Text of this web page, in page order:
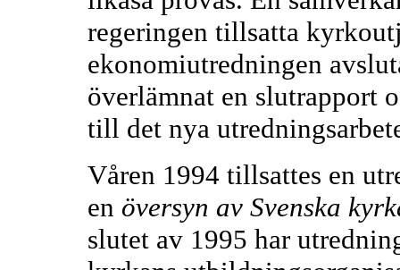
regeringen tillsatta
ekonomiutredningen
överlämnat en slutrapport
till det nya
Våren 1994 tillsattes en
en översyn av Svenska
slutet av 1995 har